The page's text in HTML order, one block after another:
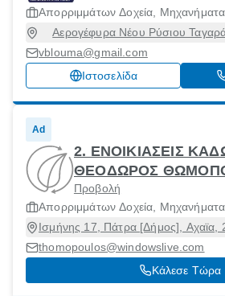
Απορριμμάτων Δοχεία, Μηχανήματα
Αερογέφυρα Νέου Ρύσιου
Θέρμη, Θεσσαλονίκη,
vblouma@gmail.com
Ιστοσελίδα
Ad
2. ΕΝΟΙΚΙΑΣΕΙΣ
ΘΕΟΔΩΡΟΣ
Προβολή
Απορριμμάτων Δοχεία, Μηχανήματα
Ισμήνης 17, Πάτρα [Δήμος], Αχαϊα,
thomopoulos@windowslive.com
Κάλεσε Τώρα